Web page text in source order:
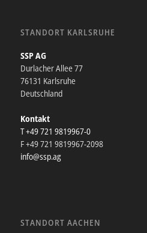
STANDORT KARLSRUHE
SSP AG
Durlacher Allee 77
76131 Karlsruhe
Deutschland
Kontakt
T +49 721 9819967-0
F +49 721 9819967-2098
info@ssp.ag
STANDORT AACHEN